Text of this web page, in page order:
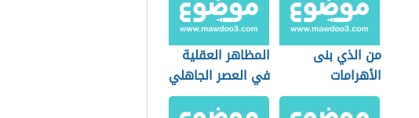
من الذي بنى
الأهرامات
المظاهر العقلية
في العصر الجاهلي